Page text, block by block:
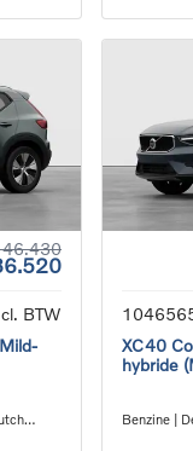
BTW
XC40
hybride
Benzine |